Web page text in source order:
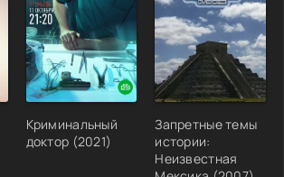
Криминальный
доктор (2021)
Запретные темы
истории:
Неизвестная